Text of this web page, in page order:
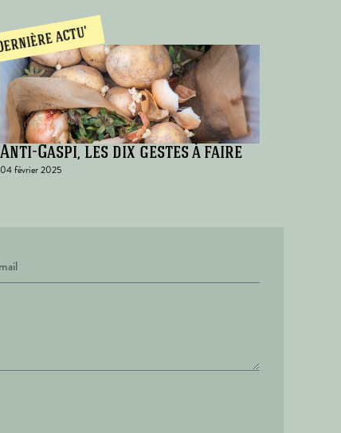
Anti-Gaspi, les dix gestes à faire
04 février 2025
actu'